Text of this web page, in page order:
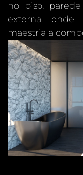
no piso,
externa onde
maestria a